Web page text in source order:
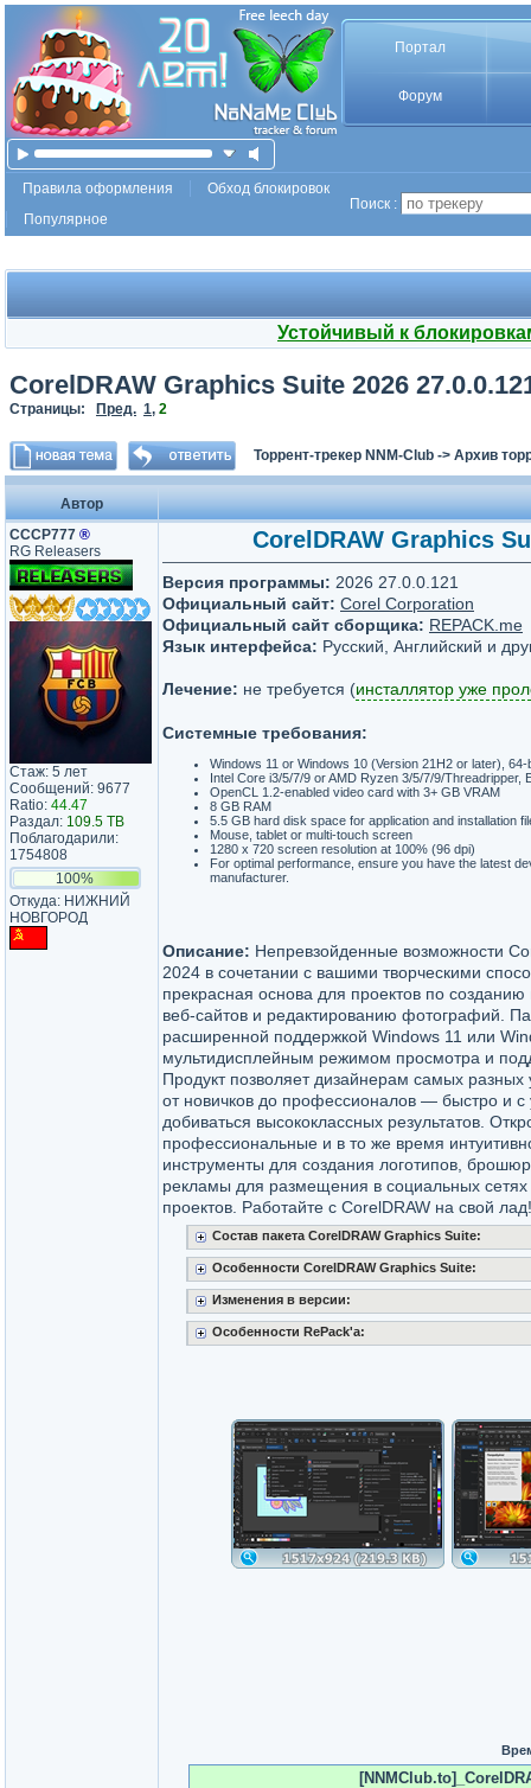
Портал
Форум
Правила оформления
Обход блокировок
Популярное
Поиск :
Устойчивый к
CorelDRAW Graphics Suite 2026
Страницы: Пред. 1, 2
Торрент-трекер NNM-Club -> Архив
Автор
СССР777 ®
RG Releasers
Стаж: 5 лет
Сообщений: 9677
Ratio: 44.47
Раздал: 109.5 TB
Поблагодарили:
1754808
100%
Откуда: НИЖНИЙ
НОВГОРОД
CorelDRAW Graphics
Версия программы: 2026 27.0.0.121
Официальный сайт: Corel Corporation
Официальный сайт сборщика: REPACK.me
Язык интерфейса: Русский, Английский и
Лечение: не требуется (инсталлятор уже
Системные требования:
Windows 11 or Windows 10 (Version 21H2 or later),
Intel Core i3/5/7/9 or AMD Ryzen 3/5/7/9/Threadripper,
OpenCL 1.2-enabled video card with 3+ GB VRAM
8 GB RAM
5.5 GB hard disk space for application and installation
Mouse, tablet or multi-touch screen
1280 x 720 screen resolution at 100% (96 dpi)
For optimal performance, ensure you have the latest
manufacturer.
Описание: Непревзойденные возможности
2024 в сочетании с вашими творческими
прекрасная основа для проектов по созданию
веб-сайтов и редактированию фотографий.
расширенной поддержкой Windows 11 или
мультидисплейным режимом просмотра и
Продукт позволяет дизайнерам самых разных
от новичков до профессионалов — быстро и с
добиваться высококлассных результатов.
профессиональные и в то же время
инструменты для создания логотипов,
рекламы для размещения в социальных сетях
проектов. Работайте с CorelDRAW на свой лад!
Состав пакета CorelDRAW Graphics Suite:
Особенности CorelDRAW Graphics Suite:
Изменения в версии:
Особенности RePack'a: